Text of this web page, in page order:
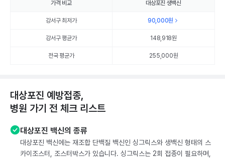
가격 비교 대상포진 생백신
강서구 최저가 90,000원
강서구 평균가 148,918원
전국 평균가 255,000원
대상포진 예방접종,
병원 가기 전 체크 리스트
대상포진 백신의 종류
대상포진 백신에는 재조합 단백질 백신인 싱그릭스와 생백신 형태의 스
카이조스터, 조스터박스가 있습니다. 싱그릭스는 2회 접종이 필요하며,